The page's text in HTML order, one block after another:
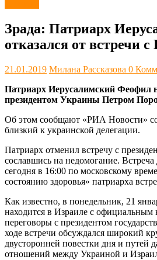
Зрада: Патриарх
отказался от встречи
21.01.2019 Милана Рассказова 0
Патриарх Иерусалимский Феофил
президентом Украины Петром
Об этом сообщают «РИА Новости»
близкий к украинской делегации.
Патриарх отменил встречу с
сославшись на недомогание. Встреча
сегодня в 16:00 по московскому
состоянию здоровья» патриарха
Как известно, в понедельник, 21
находится в Израиле с
переговоры с президентом
ходе встречи обсуждался широкий
двусторонней повестки дня и путей
отношений между Украиной и